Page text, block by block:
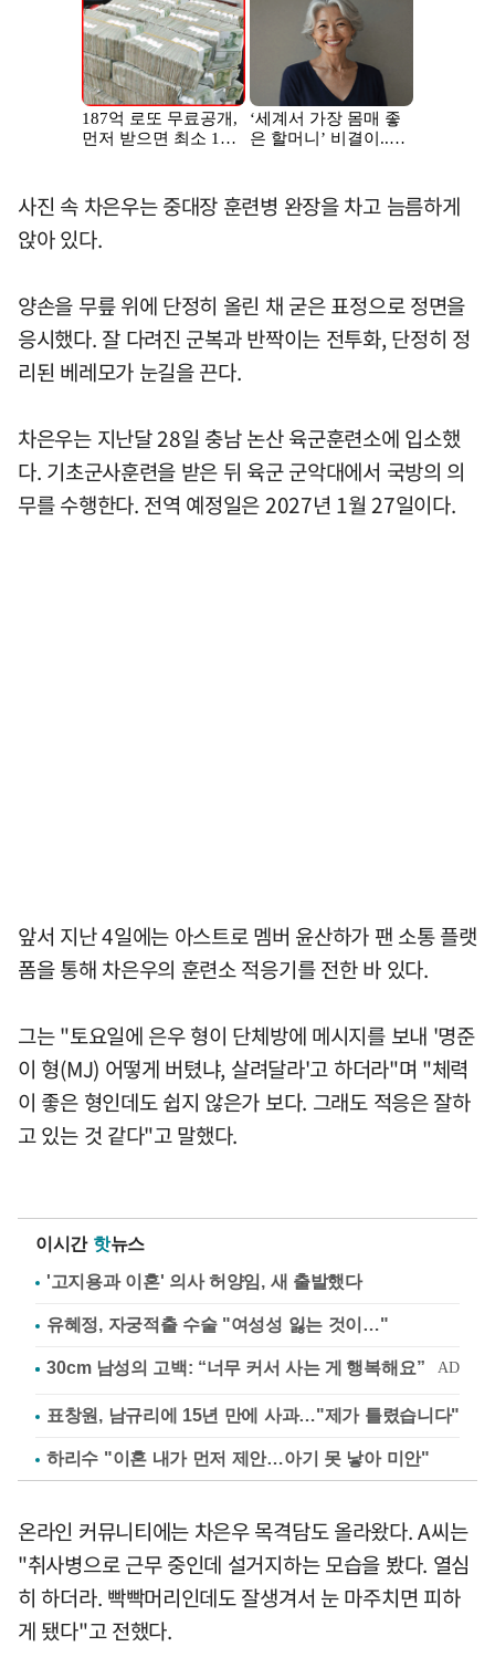
사진 속 차은우는 중대장 훈련병 완장을 차고 늠름하게
앉아 있다.
양손을 무릎 위에 단정히 올린 채 굳은 표정으로 정면을
응시했다. 잘 다려진 군복과 반짝이는 전투화, 단정히 정
리된 베레모가 눈길을 끈다.
차은우는 지난달 28일 충남 논산 육군훈련소에 입소했
다. 기초군사훈련을 받은 뒤 육군 군악대에서 국방의 의
무를 수행한다. 전역 예정일은 2027년 1월 27일이다.
앞서 지난 4일에는 아스트로 멤버 윤산하가 팬 소통 플랫
폼을 통해 차은우의 훈련소 적응기를 전한 바 있다.
그는 "토요일에 은우 형이 단체방에 메시지를 보내 '명준
이 형(MJ) 어떻게 버텼냐, 살려달라'고 하더라"며 "체력
이 좋은 형인데도 쉽지 않은가 보다. 그래도 적응은 잘하
고 있는 것 같다"고 말했다.
이시간 핫뉴스
'고지용과 이혼' 의사 허양임, 새 출발했다
유혜정, 자궁적출 수술 "여성성 잃는 것이…"
표창원, 남규리에 15년 만에 사과…"제가 틀렸습니다"
하리수 "이혼 내가 먼저 제안…아기 못 낳아 미안"
온라인 커뮤니티에는 차은우 목격담도 올라왔다. A씨는
"취사병으로 근무 중인데 설거지하는 모습을 봤다. 열심
히 하더라. 빡빡머리인데도 잘생겨서 눈 마주치면 피하
게 됐다"고 전했다.